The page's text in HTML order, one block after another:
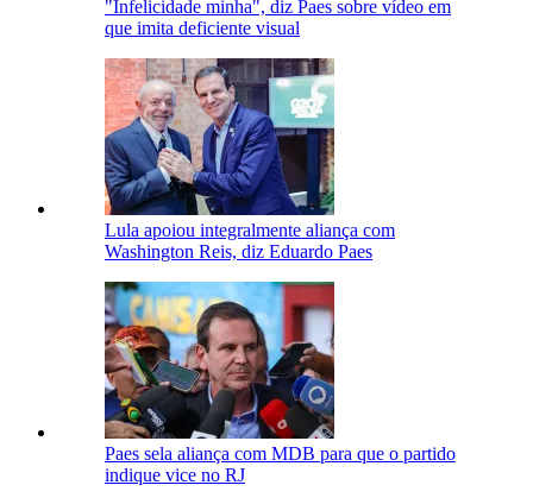
"Infelicidade minha", diz Paes sobre vídeo em
que imita deficiente visual
Lula apoiou integralmente aliança com
Washington Reis, diz Eduardo Paes
Paes sela aliança com MDB para que o partido
indique vice no RJ